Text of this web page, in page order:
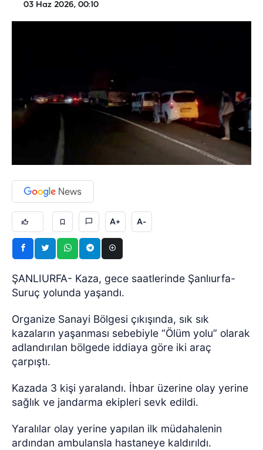
03 Haz 2026, 00:10
A+ A-
ŞANLIURFA- Kaza, gece saatlerinde Şanlıurfa-
Suruç yolunda yaşandı.
Organize Sanayi Bölgesi çıkışında, sık sık
kazaların yaşanması sebebiyle “Ölüm yolu” olarak
adlandırılan bölgede iddiaya göre iki araç
çarpıştı.
Kazada 3 kişi yaralandı. İhbar üzerine olay yerine
sağlık ve jandarma ekipleri sevk edildi.
Yaralılar olay yerine yapılan ilk müdahalenin
ardından ambulansla hastaneye kaldırıldı.